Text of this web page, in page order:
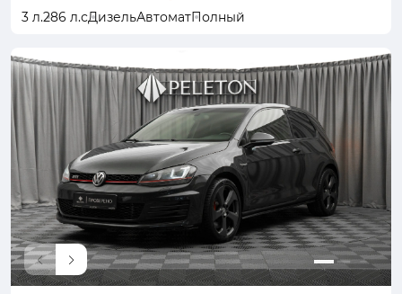
3 л.286 л.сДизельАвтоматПолный